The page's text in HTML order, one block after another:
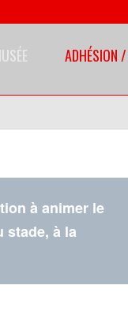
ADHÉSION
à animer le
stade, à la